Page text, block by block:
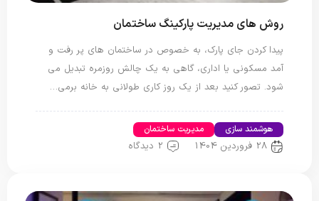
روش های مدیریت پارکینگ ساختمان
پیدا کردن جای پارک، به خصوص در ساختمان های پر رفت و
آمد مسکونی یا اداری، گاهی به یک چالش روزمره تبدیل می
شود. تصور کنید بعد از یک روز کاری طولانی به خانه برمی…
هوشمند سازی مدیریت ساختمان
28 فروردین 1404 2 دیدگاه